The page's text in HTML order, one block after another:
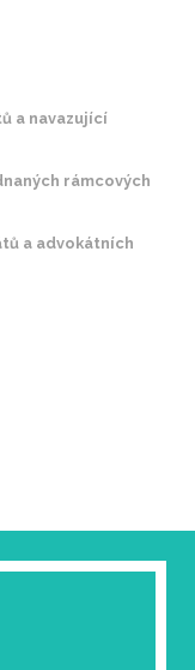
a navazující
rámcových
a advokátních